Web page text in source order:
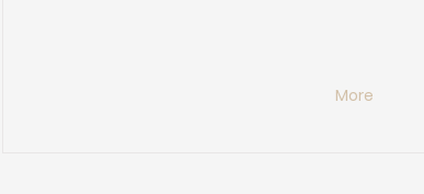
More